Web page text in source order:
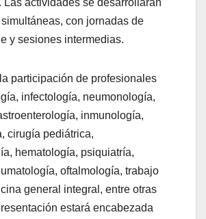
con jornadas de
y sesiones intermedias.
participación de profesionales
infectología, neumonología,
inmunología,
cirugía pediátrica,
hematología, psiquiatría,
oftalmología, trabajo
general integral, entre otras
estará encabezada